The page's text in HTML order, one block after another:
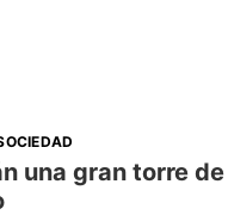
una gran torre